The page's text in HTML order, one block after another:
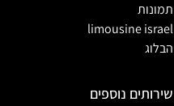
תמונות
limousine israel
הבלוג
שירותים נוספים